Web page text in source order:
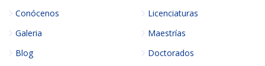
Conócenos
Galeria
Blog
Licenciaturas
Maestrías
Doctorados